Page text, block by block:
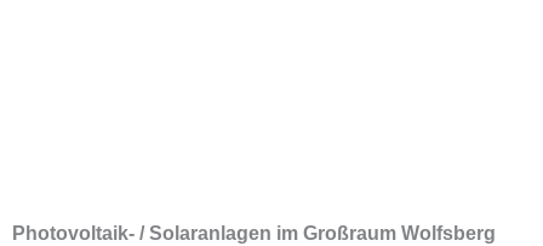
Photovoltaik- / Solaranlagen im Großraum Wolfsberg